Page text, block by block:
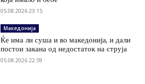
05.08.2026 23:15
Македонија
Ќе има ли суша и во македонија, и дали
постои закана од недостаток на струја
05.08.2026 22:59